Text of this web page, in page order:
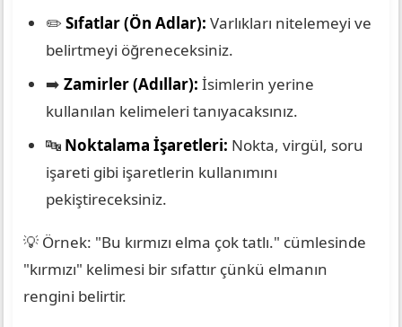
✏️ Sıfatlar (Ön Adlar): Varlıkları nitelemeyi ve
belirtmeyi öğreneceksiniz.
➡️ Zamirler (Adıllar): İsimlerin yerine
kullanılan kelimeleri tanıyacaksınız.
🔤 Noktalama İşaretleri: Nokta, virgül, soru
işareti gibi işaretlerin kullanımını
pekiştireceksiniz.
💡 Örnek: "Bu kırmızı elma çok tatlı." cümlesinde
"kırmızı" kelimesi bir sıfattır çünkü elmanın
rengini belirtir.